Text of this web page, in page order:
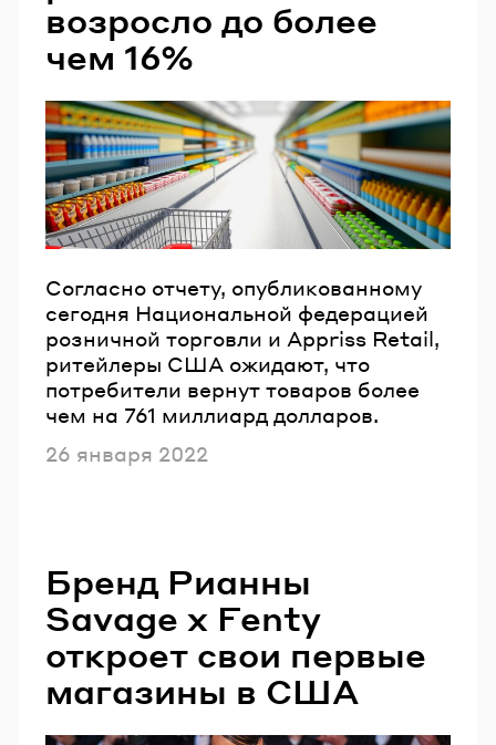
возросло до более
чем 16%
Согласно отчету, опубликованному
сегодня Национальной федерацией
розничной торговли и Appriss Retail,
ритейлеры США ожидают, что
потребители вернут товаров более
чем на 761 миллиард долларов.
Опубликовано
26 января 2022
Бренд Рианны
Savage x Fenty
откроет свои первые
магазины в США